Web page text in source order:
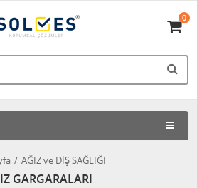
0
AĞIZ ve DİŞ SAĞLIĞI
GARGARALARI